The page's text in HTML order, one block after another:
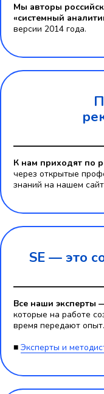
Мы авторы
«системный
версии 2014 года.
К нам приходят по
через открытые
знаний на нашем
SE — это
Все наши эксперты
которые на работе
время передают опыт.
■ Эксперты и